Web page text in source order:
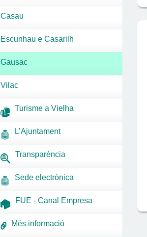
Casau
Escunhau e Casarilh
Gausac
Vilac
Turisme a Vielha
L’Ajuntament
Transparència
Sede electrònica
FUE - Canal Empresa
Més informació